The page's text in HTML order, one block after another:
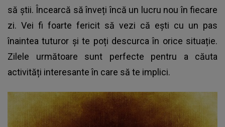
să știi. Încearcă să înveți încă un lucru nou în fiecare
zi. Vei fi foarte fericit să vezi că ești cu un pas
înaintea tuturor și te poți descurca în orice situație.
Zilele următoare sunt perfecte pentru a căuta
activități interesante în care să te implici.